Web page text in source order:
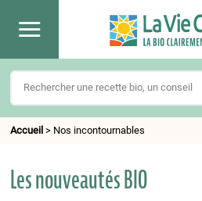
Accueil > Nos incontournables
Les nouveautés BIO